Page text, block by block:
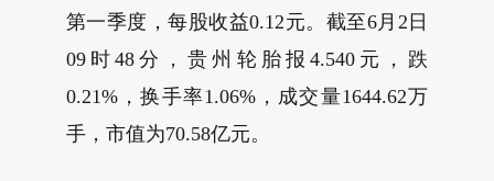
第一季度，每股收益0.12元。截至6月2日
09时48分，贵州轮胎报4.540元，跌
0.21%，换手率1.06%，成交量1644.62万
手，市值为70.58亿元。